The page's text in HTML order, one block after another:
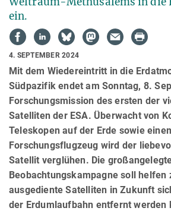
ein.
4. SEPTEMBER 2024
Mit dem Wiedereintritt in die
Südpazifik endet am Sonntag, 8.
Forschungsmission des ersten der
Satelliten der ESA. Überwacht von
Teleskopen auf der Erde sowie
Forschungsflugzeug wird der
Satellit verglühen. Die
Beobachtungskampagne soll helfen
ausgediente Satelliten in Zukunft
der Erdumlaufbahn entfernt werden